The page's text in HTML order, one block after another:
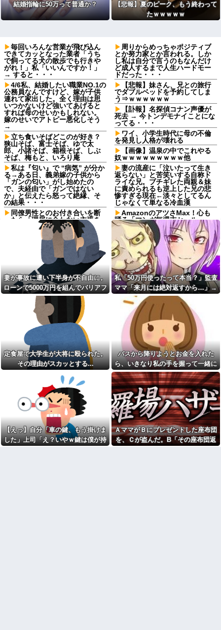
結婚指輪に50万って普通か？
【悲報】夏のピーク、もう終わって
たｗｗｗｗｗ
毎回いろんな営業が飛び込ん
できてカッとなった業者「うち
で飼ってる犬の散歩でも行きや
がれ！」私「いいんですか！」
→ すると・・・
4/6私、結婚したい職業NO.1の
公務員なんですけど、嫁が子供
連れて家出した。全く理由は思
いつかないけど強いてあげると
すれば母のせいかもしれない。
嫁のせいでアトピー悪化しそう
→
立ち食いそばどこのが好き？
狭山そば、富士そば、ゆで太
郎、小諸そば、箱根そば、しぶ
そば、梅もと、いろり庵
私は『匂い』で “病気” が分か
る→ある日、義弟嫁の子供から
「ガンの匂い」がし始めたの
で、夫経由で「ガンではない
か」と伝えたら怒って絶縁、そ
の結果・・・
同僚男性とのお付き合いを断
ったら「理屈に合わない主張を
振りかざす感情的なヒステリー
女」と言いふらされて・・・
死ねだのクソ親父だのうるさ
かった反抗期の娘が托卵だった
ことが発覚。嫁共々追放確定と
なった途端に娘「」…はぁ？
【衝撃】若い女の子からする
「甘い匂い」の正体、まさか分
からないDTなんておらんよな？
よな？w w w w w w w w w w w
【驚愕】マチアプで会った外
国人からまさかの『こう』言わ
れたんやがこれワイ詰み
か？？？？？？？
生食が最悪最凶なのって豚肉
らしいな
【緊急】今の若者に急増して
いる『コレ』依存、めちゃくち
ゃ深刻な模様w w w w w w w w
美容院ってオッサンがいきな
り行っても大丈夫なん？
男性恐怖症だったの嫁をサル
の様に求めまくった結果は……..
俺「ゲーム機どこ？」親「ち
ょっと借りたよ」→どうぶつの
森を開いた瞬間、村が大変なこ
とになっていて…
周りからめっちゃポジティブ
とか努力家とか言われる。しか
し私は自分で言うのもなんだけ
ど成人するまで人生ハードモー
ドだった・・・
【悲報】妹さん、兄との旅行
でダブルベッドを予約してしま
う⇒ｗｗｗｗｗｗ
【訃報】名探偵コナン声優が
死去 → 今トンデモナイことにな
ってる・・・
ワイ、小学生時代に母の不倫
を発見し人格が壊れる
【画像】温泉の中でこれやる
奴ｗｗｗｗｗｗｗｗｗ他
妻の流産に「泣いたって生き
返らない」と苦笑いする自称ド
ライな兄。ブチギレた両親＆妹
に責められるも逆上した兄の悲
惨すぎる現在←淡々としてるん
じゃなくて単なる冷血漢
AmazonのアツさMax！心も
踊る「マンガ毎週末セール
（50%還元）」2日目襲来！
二週間前に拾った迷い猫(2ヶ
月) 上手く撮らせてくれないので
ピンボケですが【再】
【悲報】あずみとかいう漫画
読んだんやけど、何で山で修行
しただけの子供達があんなに強
いんや
耳の聞こえが悪い方（日常の
工夫）
【崩壊寸前】夫がバイトの子
を「放っておけない」とか言い
訳する理由がコレｗｗｗｗ
アタシ何歳に見える？って誘
い受け風の事言うゴミってまだ
生存してるよね〜
【胸熱】中居正広、熊本に人
知れず支援か 10年前の震災で
は3度現地入り「誰にも知られな
くて良い」
長年付き合いがある温和だっ
た友人がとんでもなくキレた
下僕にネーミングセンスが皆
無なため 我が家の歴代ご主人様
達は…【再】
ウトのセクハラを夫に泣いて
訴えても「いいじゃないかその
くらい。我慢してたらご褒美あ
妻が事故に遭い下半身が不自由に。
ローンで5000万円を組んでバリアフ
リーの家を建てた。だが俺には作戦
があった
私「50万円使ったって本当？」監査
ママ「来月には絶対返すから…」→
約束を信じて待った結果、警察に通
報することになり…
定食屋で大学生が大将に殴られた。
その理由がスカッとする...
バスから降りようとお金を入れた
ら、いきなり私の手を握って一緒に
降りようとする子供がいた。手をほ
どこうとしても放してくれず...
【えっ】自分「車の鍵、もう掛けま
した」上司「え？いやｗ鍵は僕が持
ＡママがＢにプレゼントした座布団
を、Ｃが盗んだ。B「その座布団返